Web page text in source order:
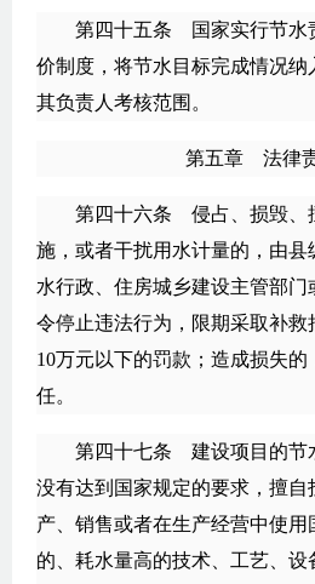
第四十五条 国家实行节水
价制度，将节水目标完成情况纳
其负责人考核范围。
第五章 法律
第四十六条 侵占、损毁、
施，或者干扰用水计量的，由县
水行政、住房城乡建设主管部
令停止违法行为，限期采取补救
10万元以下的罚款；造成损失
任。
第四十七条 建设项目的节
没有达到国家规定的要求，擅自
产、销售或者在生产经营中使
的、耗水量高的技术、工艺、设